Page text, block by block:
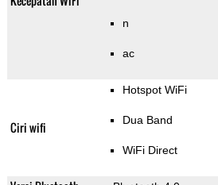
n
ac
Ciri wifi
Hotspot WiFi
Dua Band
WiFi Direct